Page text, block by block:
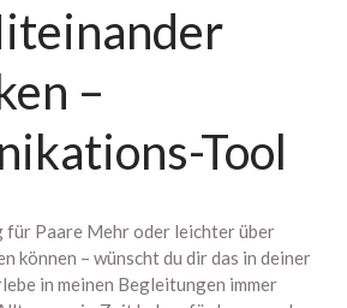
Audios & Kurse
Edging erleben
1:1 Begleitung
Übersicht
Proven Expert
–
Tool
für Paare Mehr oder leichter über
können – wünscht du dir das in deiner
in meinen Begleitungen immer